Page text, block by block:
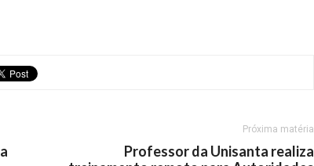
Próxima matéria
Professor da Unisanta realiza